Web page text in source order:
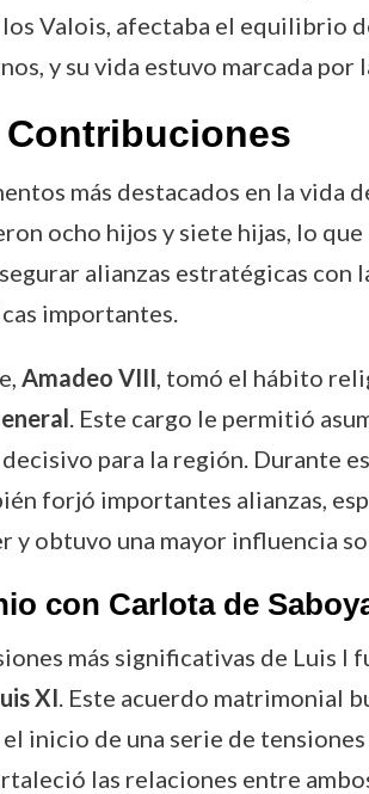
los Valois, afectaba el equilibrio
y su vida estuvo marcada
más destacados en la vida
ocho hijos y siete hijas, lo
alianzas estratégicas
importantes.
Amadeo VIII, tomó el hábito
. Este cargo le permitió
para la región. Durante
forjó importantes alianzas,
y obtuvo una mayor influencia
con Carlota de
más significativas de Luis I
XI. Este acuerdo matrimonial
inicio de una serie de
las relaciones entre